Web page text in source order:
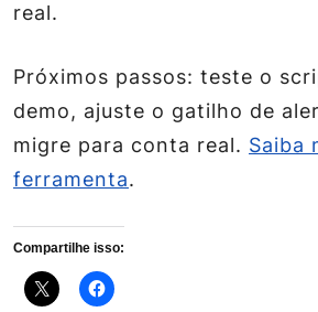
real.
Próximos passos: teste o
demo, ajuste o gatilho de
migre para conta real. Saiba
ferramenta.
Compartilhe isso: